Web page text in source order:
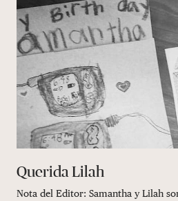
Querida Lilah
Nota del Editor: Samantha y Lilah